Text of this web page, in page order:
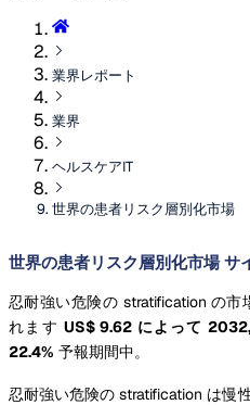
業界レポート
業界
ヘルスケアIT
世界の患者リスク層別化市場
世界の患者リスク層別化市場 サ
忍耐強い危険の stratification の市
れますUS$ 9.62 によって
22.4% 予報期間中。
忍耐強い危険の stratification は慢